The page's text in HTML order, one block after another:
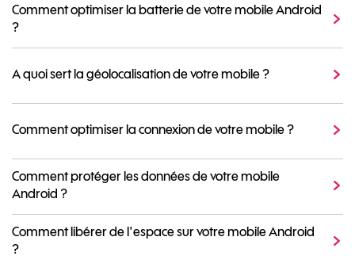
Comment optimiser la batterie de votre mobile Android
?
A quoi sert la géolocalisation de votre mobile ?
Comment optimiser la connexion de votre mobile ?
Comment protéger les données de votre mobile
Android ?
Comment libérer de l'espace sur votre mobile Android
?